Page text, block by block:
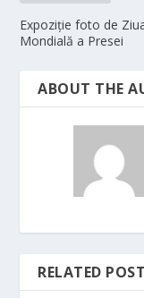
Expoziție foto de
Mondială a Presei
ABOUT THE
RELATED